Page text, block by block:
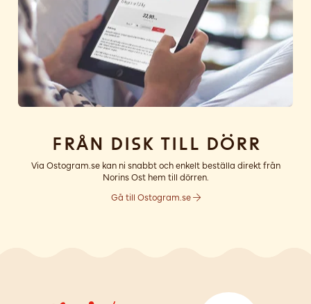
Från disk till dörr
Via Ostogram.se kan ni snabbt och enkelt beställa direkt från
Norins Ost hem till dörren.
Gå till Ostogram.se